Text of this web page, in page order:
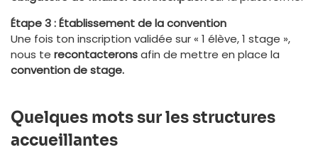
Étape 3 : Établissement de la convention
Une fois ton inscription validée sur « 1 élève, 1 stage »,
nous te recontacteronsafin de mettre en place la
convention de stage.
Quelques mots sur les structures
accueillantes